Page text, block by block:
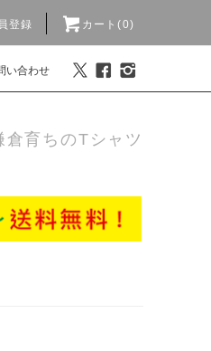
登録 カート(0)
い合わせ
倉育ちのTシャツ